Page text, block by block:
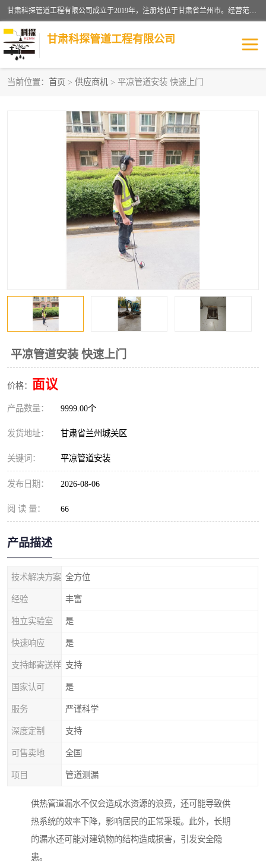
甘肃科探管道工程有限公司成立于2019年，注册地位于甘肃省兰州市。经营范围包括管道安装、清洗、疏通、维修、检测，防水工程，工程钻孔，化粪池清理，暖气安装，给排水管道安装维修，室内外管道如消防、供水、供热管道漏水检测定位，室内外防水堵漏等。
甘肃科探管道工程有限公司
当前位置： 首页 > 供应商机 > 平凉管道安装 快速上门
平凉管道安装 快速上门
价格： 面议
产品数量： 9999.00个
发货地址： 甘肃省兰州城关区
关键词： 平凉管道安装
发布日期： 2026-08-06
阅 读 量： 66
产品描述
技术解决方案 全方位
经验 丰富
独立实验室 是
快速响应 是
支持邮寄送样 支持
国家认可 是
服务 严谨科学
深度定制 支持
可售卖地 全国
项目 管道测漏
供热管道漏水不仅会造成水资源的浪费，还可能导致供
热系统的效率下降，影响居民的正常采暖。此外，长期
的漏水还可能对建筑物的结构造成损害，引发安全隐
患。
漏水检查维修 消防管道漏水
供热管道漏水 排水管道漏水
自来水管漏水 管道疏通
高压车疏通清淤